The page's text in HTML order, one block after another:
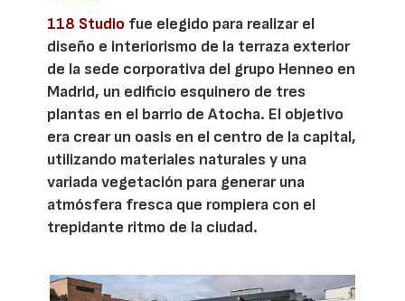
118 Studio fue elegido para realizar el
diseño e interiorismo de la terraza exterior
de la sede corporativa del grupo Henneo en
Madrid, un edificio esquinero de tres
plantas en el barrio de Atocha. El objetivo
era crear un oasis en el centro de la capital,
utilizando materiales naturales y una
variada vegetación para generar una
atmósfera fresca que rompiera con el
trepidante ritmo de la ciudad.